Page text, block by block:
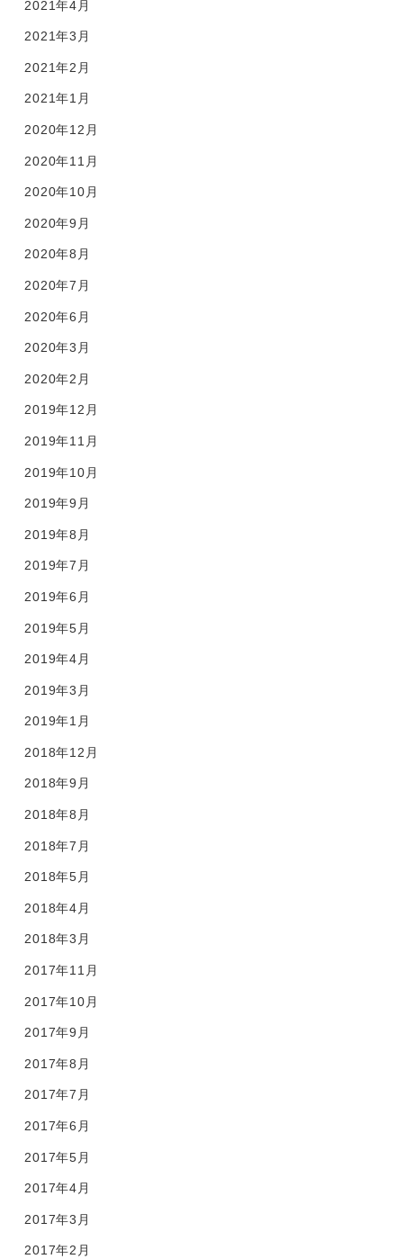
2021年4月
2021年3月
2021年2月
2021年1月
2020年12月
2020年11月
2020年10月
2020年9月
2020年8月
2020年7月
2020年6月
2020年3月
2020年2月
2019年12月
2019年11月
2019年10月
2019年9月
2019年8月
2019年7月
2019年6月
2019年5月
2019年4月
2019年3月
2019年1月
2018年12月
2018年9月
2018年8月
2018年7月
2018年5月
2018年4月
2018年3月
2017年11月
2017年10月
2017年9月
2017年8月
2017年7月
2017年6月
2017年5月
2017年4月
2017年3月
2017年2月